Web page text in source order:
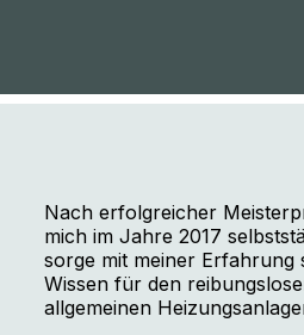
Nach erfolgreicher
mich im Jahre 2017
sorge mit meiner Erfahrung
Wissen für den
allgemeinen